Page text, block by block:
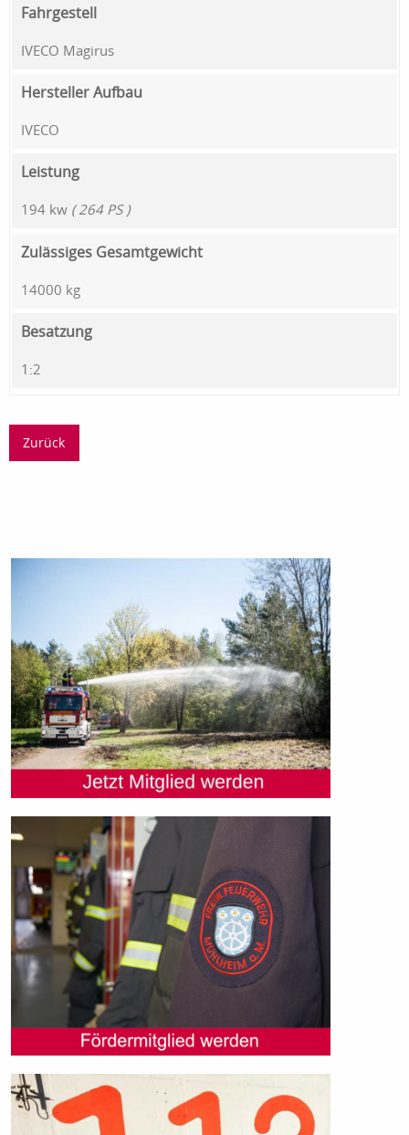
Fahrgestell
IVECO Magirus
Hersteller Aufbau
IVECO
Leistung
194 kw ( 264 PS )
Zulässiges Gesamtgewicht
14000 kg
Besatzung
1:2
Zurück